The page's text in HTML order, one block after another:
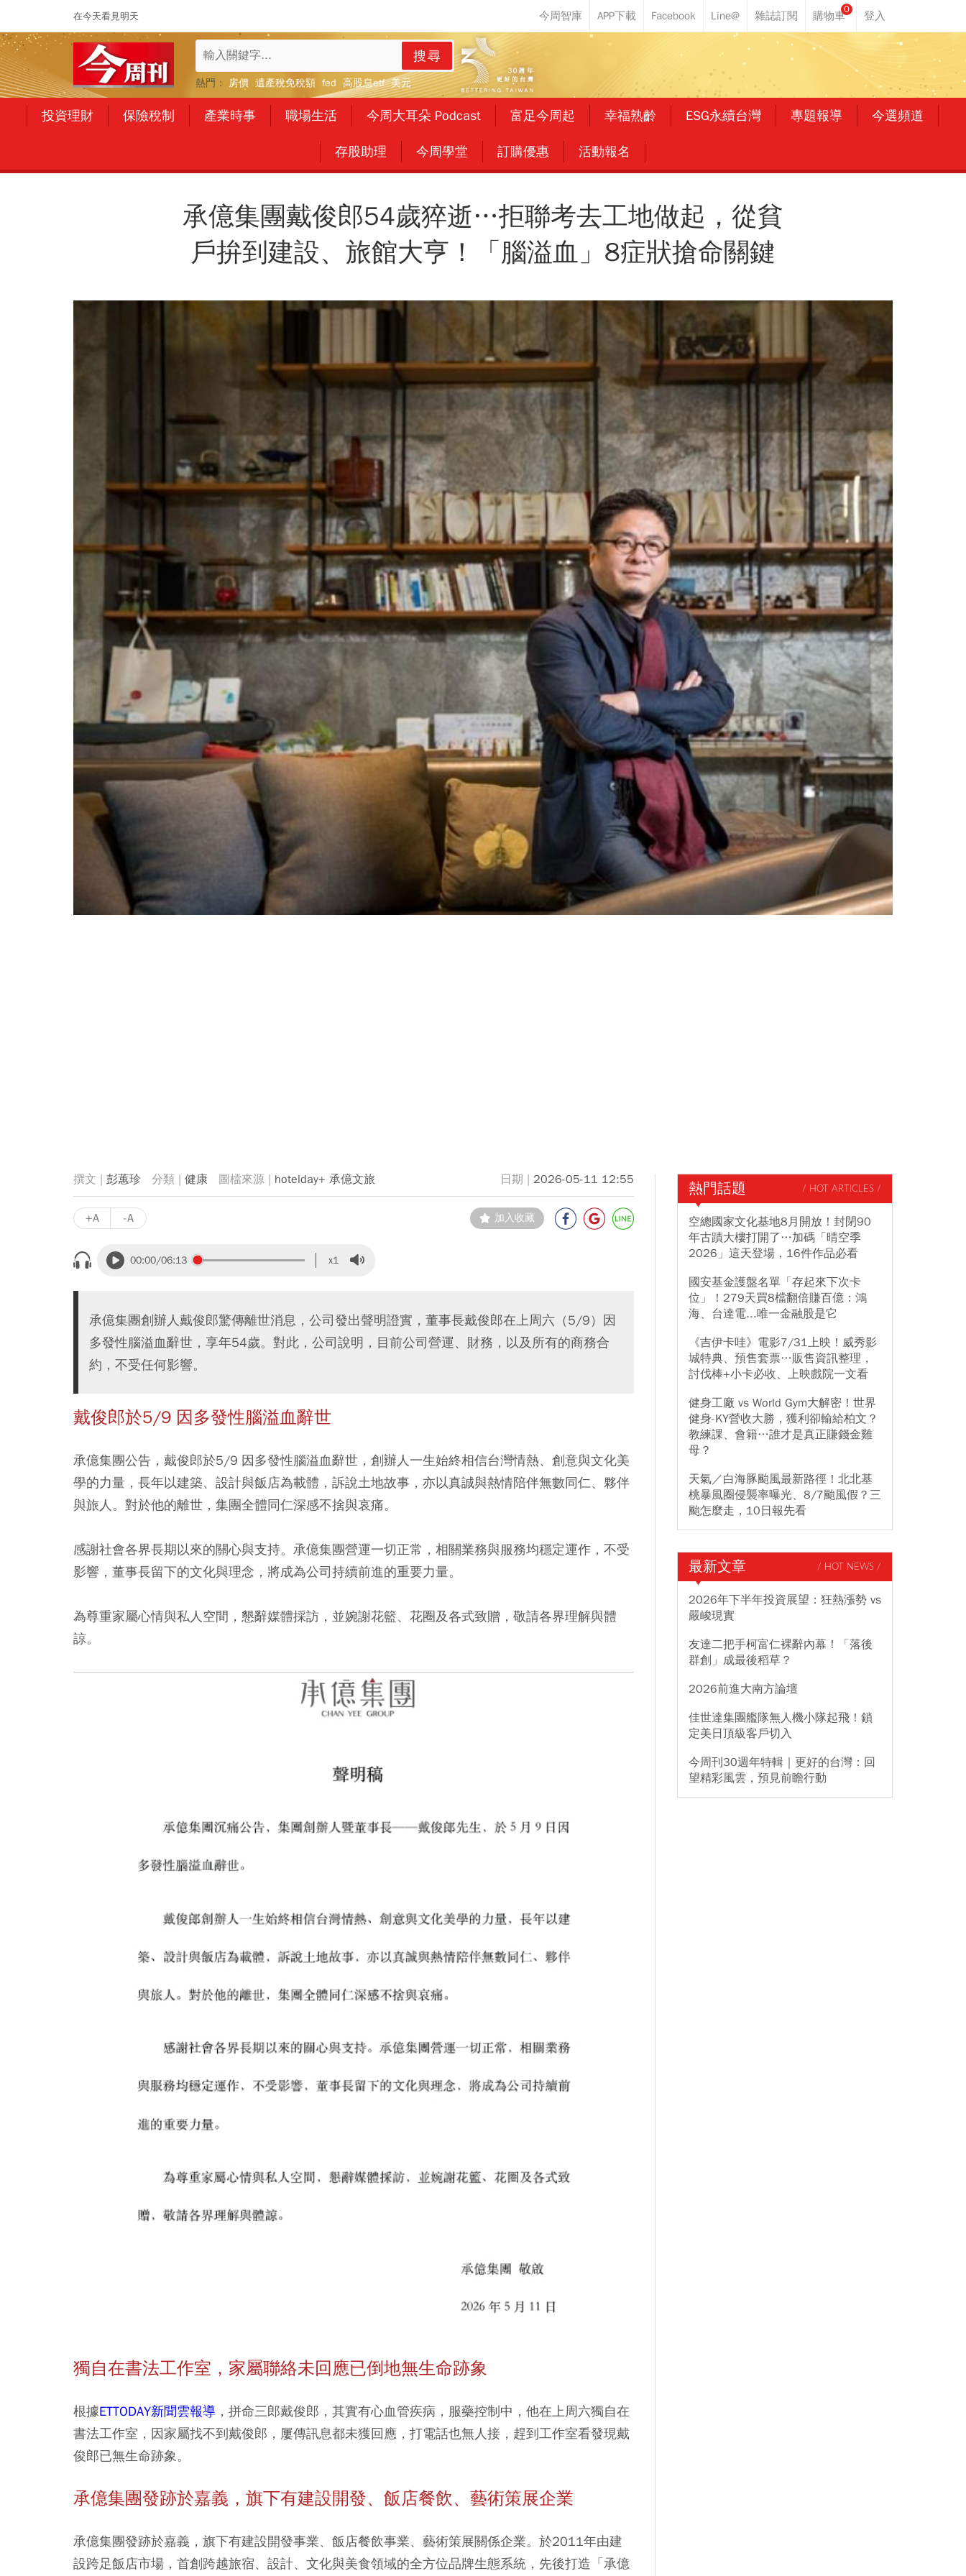
在今天看見明天
0
搜尋
熱門： 房價 遺產稅免稅額 fed 高股息etf 美元
投資理財 保險稅制 產業時事 職場生活 今周大耳朵 Podcast 富足今周起 幸福熟齡 ESG永續台灣 專題報導 今選頻道
存股助理 今周學堂 訂購優惠 活動報名
承億集團戴俊郎54歲猝逝…拒聯考去工地做起，從貧
戶拚到建設、旅館大亨！「腦溢血」8症狀搶命關鍵
彭蕙珍 健康 hotelday+ 承億文旅 2026-05-11 12:55
+A -A 加入收藏
00:00/06:13 x1
承億集團創辦人戴俊郎驚傳離世消息，公司發出聲明證實，董事長戴俊郎在上周六（5/9）因
多發性腦溢血辭世，享年54歲。對此，公司說明，目前公司營運、財務，以及所有的商務合
約，不受任何影響。
戴俊郎於5/9 因多發性腦溢血辭世
承億集團公告，戴俊郎於5/9 因多發性腦溢血辭世，創辦人一生始終相信台灣情熱、創意與文化美
學的力量，長年以建築、設計與飯店為載體，訴說土地故事，亦以真誠與熱情陪伴無數同仁、夥伴
與旅人。對於他的離世，集團全體同仁深感不捨與哀痛。
感謝社會各界長期以來的關心與支持。承億集團營運一切正常，相關業務與服務均穩定運作，不受
影響，董事長留下的文化與理念，將成為公司持續前進的重要力量。
為尊重家屬心情與私人空間，懇辭媒體採訪，並婉謝花籃、花圈及各式致贈，敬請各界理解與體
諒。
獨自在書法工作室，家屬聯絡未回應已倒地無生命跡象
根據ETTODAY新聞雲報導 ，拼命三郎戴俊郎，其實有心血管疾病，服藥控制中，他在上周六獨自在
書法工作室，因家屬找不到戴俊郎，屢傳訊息都未獲回應，打電話也無人接，趕到工作室看發現戴
俊郎已無生命跡象。
承億集團發跡於嘉義，旗下有建設開發、飯店餐飲、藝術策展企業
承億集團發跡於嘉義，旗下有建設開發事業、飯店餐飲事業、藝術策展關係企業。於2011年由建
設跨足飯店市場，首創跨越旅宿、設計、文化與美食領域的全方位品牌生態系統，先後打造「承億
熱門話題 / HOT ARTICLES /
空總國家文化基地8月開放！封閉90
年古蹟大樓打開了…加碼「晴空季
2026」這天登場，16件作品必看
國安基金護盤名單「存起來下次卡
位」！279天買8檔翻倍賺百億：鴻
海、台達電...唯一金融股是它
《吉伊卡哇》電影7/31上映！威秀影
城特典、預售套票…販售資訊整理，
討伐棒+小卡必收、上映戲院一文看
健身工廠 vs World Gym大解密！世界
健身-KY營收大勝，獲利卻輸給柏文？
教練課、會籍…誰才是真正賺錢金雞
母？
天氣／白海豚颱風最新路徑！北北基
桃暴風圈侵襲率曝光、8/7颱風假？三
颱怎麼走，10日報先看
最新文章 / HOT NEWS /
2026年下半年投資展望：狂熱漲勢 vs
嚴峻現實
友達二把手柯富仁裸辭內幕！「落後
群創」成最後稻草？
2026前進大南方論壇
佳世達集團艦隊無人機小隊起飛！鎖
定美日頂級客戶切入
今周刊30週年特輯｜更好的台灣：回
望精彩風雲，預見前瞻行動